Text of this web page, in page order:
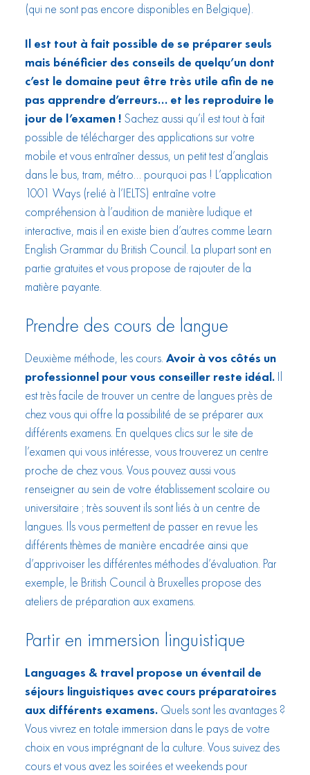
(qui ne sont pas encore disponibles en Belgique).
Il est tout à fait possible de se préparer seuls
mais bénéficier des conseils de quelqu’un dont
c’est le domaine peut être très utile afin de ne
pas apprendre d’erreurs… et les reproduire le
jour de l’examen ! Sachez aussi qu’il est tout à fait
possible de télécharger des applications sur votre
mobile et vous entraîner dessus, un petit test d’anglais
dans le bus, tram, métro… pourquoi pas ! L’application
1001 Ways (relié à l’IELTS) entraîne votre
compréhension à l’audition de manière ludique et
interactive, mais il en existe bien d’autres comme Learn
English Grammar du British Council. La plupart sont en
partie gratuites et vous propose de rajouter de la
matière payante.
Prendre des cours de langue
Deuxième méthode, les cours. Avoir à vos côtés un
professionnel pour vous conseiller reste idéal. Il
est très facile de trouver un centre de langues près de
chez vous qui offre la possibilité de se préparer aux
différents examens. En quelques clics sur le site de
l’examen qui vous intéresse, vous trouverez un centre
proche de chez vous. Vous pouvez aussi vous
renseigner au sein de votre établissement scolaire ou
universitaire ; très souvent ils sont liés à un centre de
langues. Ils vous permettent de passer en revue les
différents thèmes de manière encadrée ainsi que
d’apprivoiser les différentes méthodes d’évaluation. Par
exemple, le British Council à Bruxelles propose des
ateliers de préparation aux examens.
Partir en immersion linguistique
Languages & travel propose un éventail de
séjours linguistiques avec cours préparatoires
aux différents examens. Quels sont les avantages ?
Vous vivrez en totale immersion dans le pays de votre
choix en vous imprégnant de la culture. Vous suivez des
cours et vous avez les soirées et weekends pour